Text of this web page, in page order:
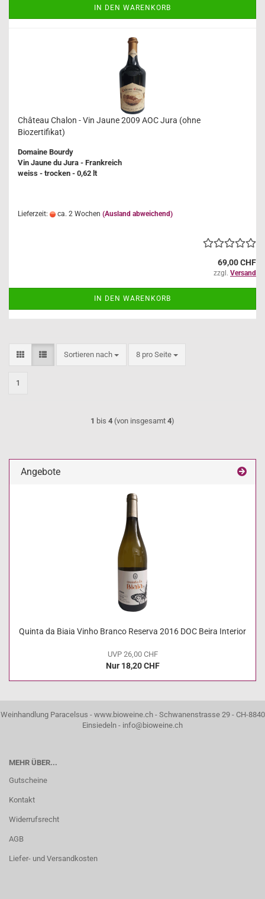
IN DEN WARENKORB
Château Chalon - Vin Jaune 2009 AOC Jura (ohne
Biozertifikat)
Domaine Bourdy
Vin Jaune du Jura - Frankreich
weiss - trocken - 0,62 lt
Lieferzeit: ca. 2 Wochen (Ausland abweichend)
69,00 CHF
zzgl. Versand
IN DEN WARENKORB
Sortieren nach
Sortieren nach 8 pro Seite
pro Seite
1
1 bis 4 (von insgesamt 4)
Angebote
Quinta da Biaia Vinho Branco Reserva 2016 DOC Beira Interior
UVP 26,00 CHF
Nur 18,20 CHF
Weinhandlung Paracelsus - www.bioweine.ch - Schwanenstrasse 29 - CH-8840
Einsiedeln - info@bioweine.ch
MEHR ÜBER...
Gutscheine
Kontakt
Widerrufsrecht
AGB
Liefer- und Versandkosten